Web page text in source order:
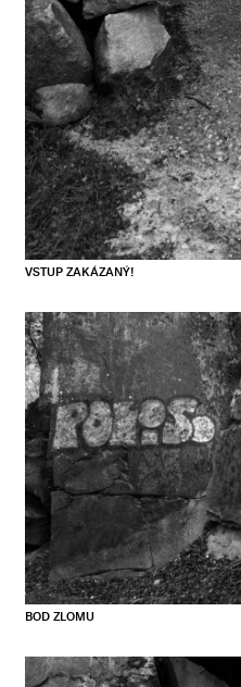
VSTUP ZAKÁZANÝ!
BOD ZLOMU